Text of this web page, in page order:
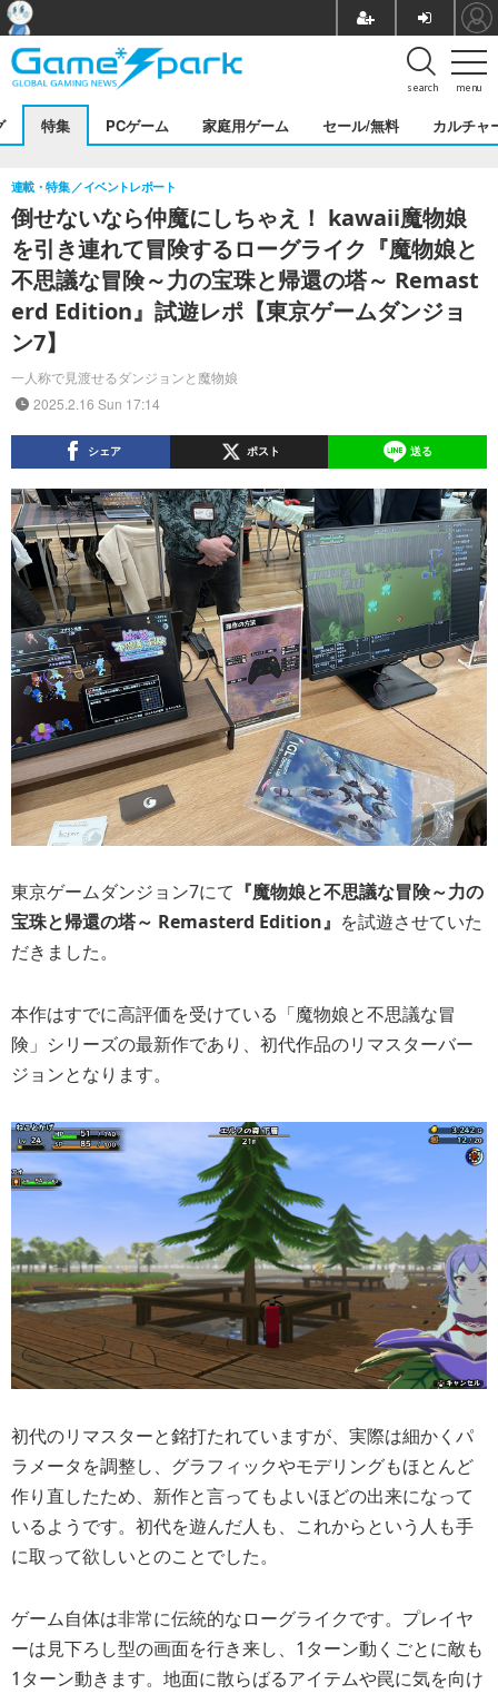
menu
search
特集 PCゲーム 家庭用ゲーム セール/無料 カルチャ
倒せないなら仲魔にしちゃえ！ kawaii魔物娘
を引き連れて冒険するローグライク『魔物娘と
不思議な冒険～力の宝珠と帰還の塔～ Remast
erd Edition』試遊レポ【東京ゲームダンジョ
ン7】
一人称で見渡せるダンジョンと魔物娘
連載・特集 イベントレポート
2025.2.16 Sun 17:14
シェア ポスト 送る
東京ゲームダンジョン7にて 『魔物娘と不思議な冒険～力の
宝珠と帰還の塔～ Remasterd Edition』 を試遊させていた
だきました。
本作はすでに高評価を受けている「魔物娘と不思議な冒
険」シリーズの最新作であり、初代作品のリマスターバー
ジョンとなります。
初代のリマスターと銘打たれていますが、実際は細かくパ
ラメータを調整し、グラフィックやモデリングもほとんど
作り直したため、新作と言ってもよいほどの出来になって
いるようです。初代を遊んだ人も、これからという人も手
に取って欲しいとのことでした。
ゲーム自体は非常に伝統的なローグライクです。プレイヤ
ーは見下ろし型の画面を行き来し、1ターン動くごとに敵も
1ターン動きます。地面に散らばるアイテムや罠に気を向け